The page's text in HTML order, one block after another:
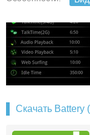
Скачать Battery